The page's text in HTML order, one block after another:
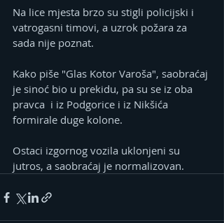
Na lice mjesta brzo su stigli policijski i
vatrogasni timovi, a uzrok požara za
sada nije poznat.
Kako piše "Glas Kotor Varoša", saobraćaj
je sinoć bio u prekidu, pa su se iz oba
pravca  i iz Podgorice i iz Nikšića
formirale duge kolone.
Ostaci izgornog vozila uklonjeni su
jutros, a saobraćaj je normalizovan.